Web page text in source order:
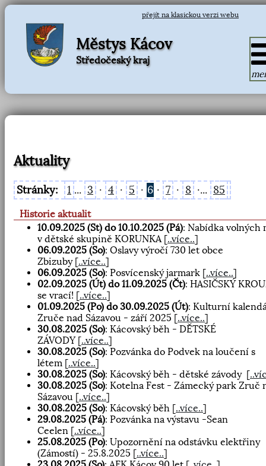
přejít na klasickou verzi webu
Městys Kácov
Středočeský kraj
Aktuality
Stránky: 1 ... 3 · 4 · 5 · 6 · 7 · 8 ·... 85
Historie aktualit
10.09.2025 (St) do 10.10.2025 (Pá): Nabídka volných
v dětské skupině KORUNKA [..více..]
06.09.2025 (So): Oslavy výročí 730 let obce
Zbizuby [..více..]
06.09.2025 (So): Posvícenský jarmark [..více..]
02.09.2025 (Út) do 11.09.2025 (Čt): HASIČSKÝ
se vrací! [..více..]
01.09.2025 (Po) do 30.09.2025 (Út): Kulturní
Zruče nad Sázavou - září 2025 [..více..]
30.08.2025 (So): Kácovský běh - DĚTSKÉ
ZÁVODY [..více..]
30.08.2025 (So): Pozvánka do Podvek na loučení s
létem [..více..]
30.08.2025 (So): Kácovský běh - dětské závody [
30.08.2025 (So): Kotelna Fest - Zámecký park Zruč
Sázavou [..více..]
30.08.2025 (So): Kácovský běh [..více..]
29.08.2025 (Pá): Pozvánka na výstavu -Sean
Ceelen [..více..]
25.08.2025 (Po): Upozornění na odstávku elektřiny
(Zámostí) - 25.8.2025 [..více..]